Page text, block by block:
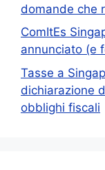
domande che
ComItEs
annunciato (e
Tasse a
dichiarazione
obblighi fiscali